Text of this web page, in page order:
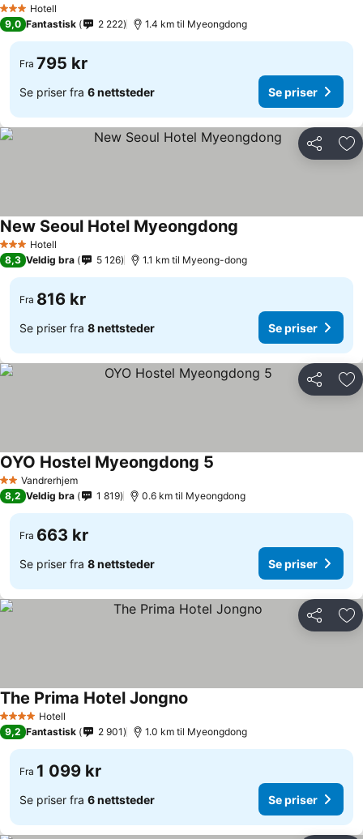
3 StjernerHotell
9,0 Fantastisk 2 222 1.4 km til Myeongdong
Fra 795 kr
Se priser fra 6 nettsteder Se priser
Del
3 StjernerHotell
New Seoul Hotel Myeongdong
8,3 Veldig bra 5 126 1.1 km til Myeong-dong
Fra 816 kr
Se priser fra 8 nettsteder Se priser
Del
2 StjernerVandrerhjem
OYO Hostel Myeongdong 5
8,2 Veldig bra 1 819 0.6 km til Myeongdong
Fra 663 kr
Se priser fra 8 nettsteder Se priser
Del
4 StjernerHotell
The Prima Hotel Jongno
9,2 Fantastisk 2 901 1.0 km til Myeongdong
Fra 1 099 kr
Se priser fra 6 nettsteder Se priser